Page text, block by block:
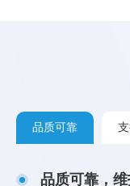
品质可靠
品质可靠，